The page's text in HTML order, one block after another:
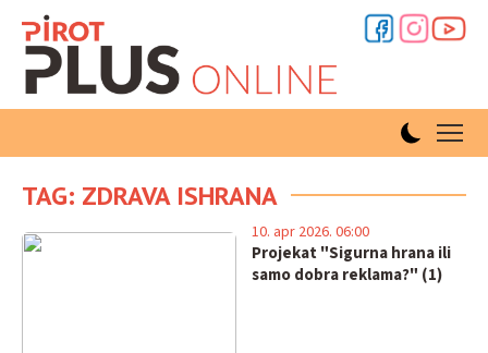
TAG: ZDRAVA ISHRANA
Projekat "Sigurna hrana ili
samo dobra reklama?" (1)
10. apr 2026. 06:00